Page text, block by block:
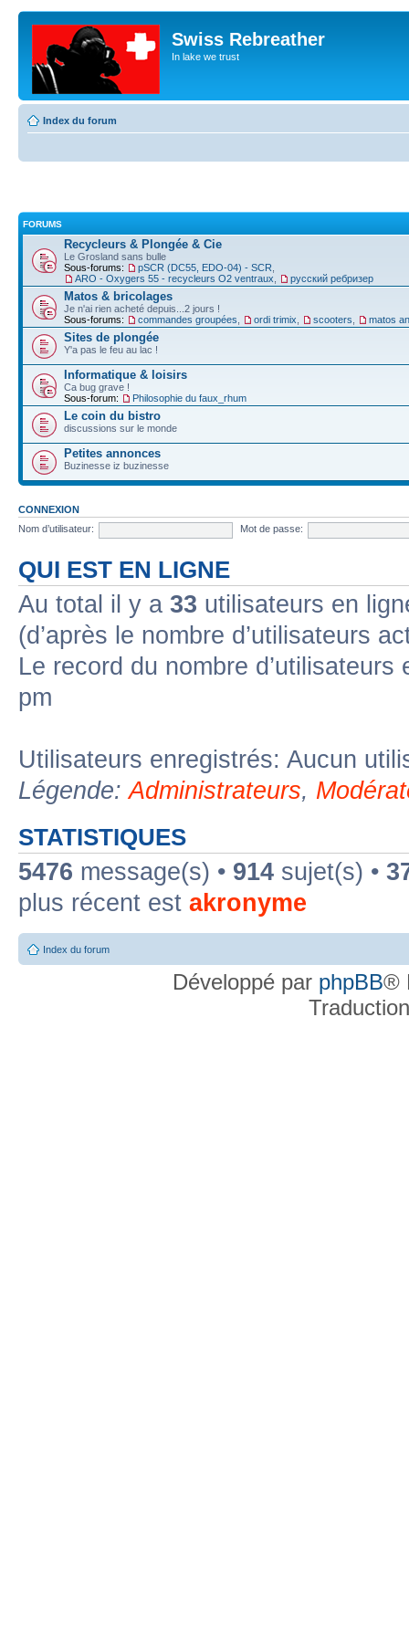
Swiss Rebreather
In lake we trust
Index du forum
FORUMS
Recycleurs & Plongée & Cie
Le Grosland sans bulle
Sous-forums:
pSCR (DC55, EDO-04) - SCR
ARO - Oxygers 55 - recycleurs O2 ventraux
русский ребризер
Matos & bricolages
Je n'ai rien acheté depuis...2 jours !
Sous-forums:
commandes groupées ordi trimix scooters matos
Sites de plongée
Y'a pas le feu au lac !
Informatique & loisirs
Ca bug grave !
Sous-forum:
Philosophie du faux_rhum
Le coin du bistro
discussions sur le monde
Petites annonces
Buzinesse iz buzinesse
CONNEXION
Nom d’utilisateur:
Mot de passe:
QUI EST EN LIGNE
Au total il y a 33 utilisateurs en
(d’après le nombre d’utilisateurs
Le record du nombre
pm
Utilisateurs enregistrés: Aucun
Légende:Administrateurs,
STATISTIQUES
5476 message(s) • 914 sujet(s) •
plus récent est akronyme
Index du forum
Développé par phpBB®